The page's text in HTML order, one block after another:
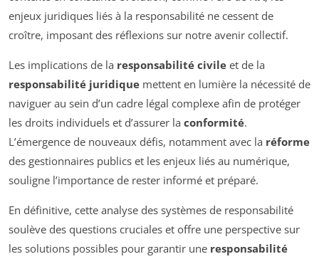
enjeux juridiques liés à la responsabilité ne cessent de
croître, imposant des réflexions sur notre avenir collectif.
Les implications de la responsabilité civile et de la
responsabilité juridique mettent en lumière la nécessité de
naviguer au sein d’un cadre légal complexe afin de protéger
les droits individuels et d’assurer la conformité.
L’émergence de nouveaux défis, notamment avec la réforme
des gestionnaires publics et les enjeux liés au numérique,
souligne l’importance de rester informé et préparé.
En définitive, cette analyse des systèmes de responsabilité
soulève des questions cruciales et offre une perspective sur
les solutions possibles pour garantir une responsabilité